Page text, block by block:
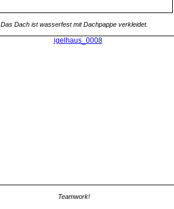
Das Dach ist wasserfest mit Dachpappe verkleidet.
Teamwork!